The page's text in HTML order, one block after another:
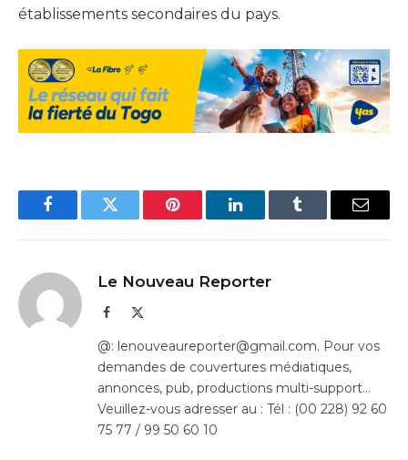
établissements secondaires du pays.
FacebookTwitter Pinterest LinkedInTumblr Email
Le Nouveau Reporter
Facebook
@: lenouveaureporter@gmail.com. Pour vos
demandes de couvertures médiatiques,
annonces, pub, productions multi-support…
Veuillez-vous adresser au : Tél : (00 228) 92 60
75 77 / 99 50 60 10